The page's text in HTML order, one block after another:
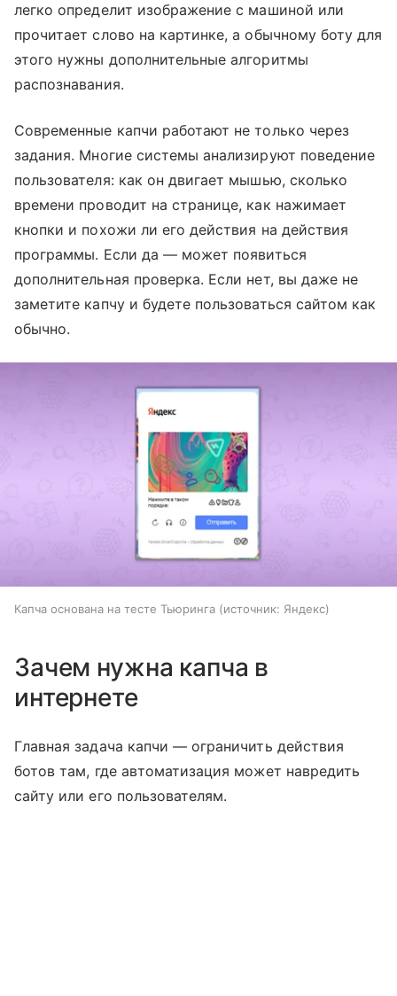
легко определит изображение с машиной или
прочитает слово на картинке, а обычному боту для
этого нужны дополнительные алгоритмы
распознавания.
Современные капчи работают не только через
задания. Многие системы анализируют поведение
пользователя: как он двигает мышью, сколько
времени проводит на странице, как нажимает
кнопки и похожи ли его действия на действия
программы. Если да — может появиться
дополнительная проверка. Если нет, вы даже не
заметите капчу и будете пользоваться сайтом как
обычно.
Капча основана на тесте Тьюринга источник: Яндекс
Зачем нужна капча в
интернете
Главная задача капчи — ограничить действия
ботов там, где автоматизация может навредить
сайту или его пользователям.